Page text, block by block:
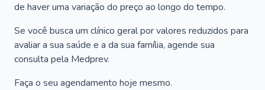
de haver uma variação do preço ao longo do tempo.
Se você busca um clínico geral por valores reduzidos para
avaliar a sua saúde e a da sua família, agende sua
consulta pela Medprev.
Faça o seu agendamento hoje mesmo.